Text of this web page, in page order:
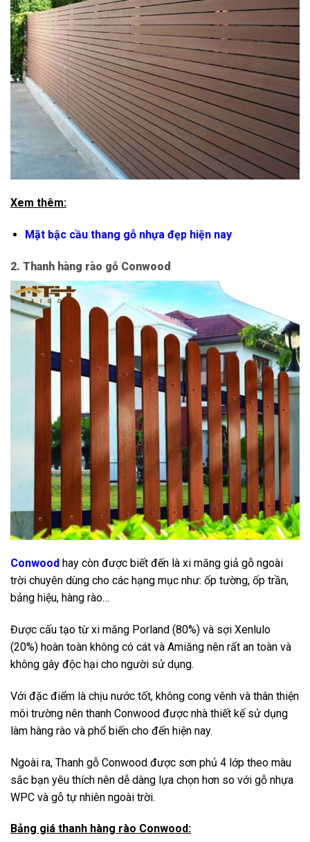
Xem thêm:
Mặt bậc cầu thang gỗ nhựa đẹp hiện nay
2. Thanh hàng rào gỗ Conwood
Conwood hay còn được biết đến là xi măng giả gỗ ngoài
trời chuyên dùng cho các hạng mục như: ốp tường, ốp trần,
bảng hiệu, hàng rào…
Được cấu tạo từ xi măng Porland (80%) và sợi Xenlulo
(20%) hoàn toàn không có cát và Amiăng nên rất an toàn và
không gây độc hại cho người sử dụng.
Với đặc điểm là chịu nước tốt, không cong vênh và thân thiện
môi trường nên thanh Conwood được nhà thiết kế sử dụng
làm hàng rào và phổ biến cho đến hiện nay.
Ngoài ra, Thanh gỗ Conwood được sơn phủ 4 lớp theo màu
sắc bạn yêu thích nên dễ dàng lựa chọn hơn so với gỗ nhựa
WPC và gỗ tự nhiên ngoài trời.
Bảng giá thanh hàng rào Conwood: